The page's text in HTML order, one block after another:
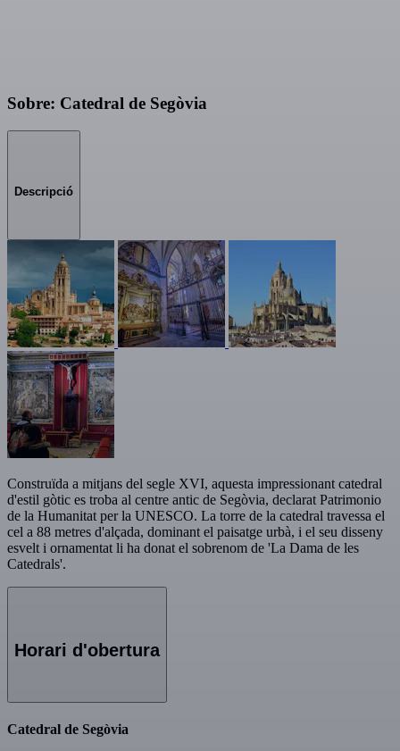
Sobre: Catedral de Segòvia
Descripció
Construïda a mitjans del segle XVI, aquesta impressionant catedral
d'estil gòtic es troba al centre antic de Segòvia, declarat Patrimonio
de la Humanitat per la UNESCO. La torre de la catedral travessa el
cel a 88 metres d'alçada, dominant el paisatge urbà, i el seu disseny
esvelt i ornamentat li ha donat el sobrenom de 'La Dama de les
Catedrals'.
Horari d'obertura
Catedral de Segòvia